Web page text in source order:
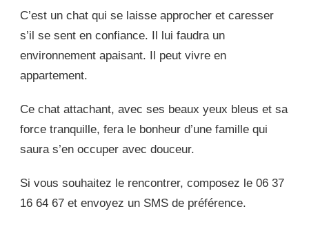
C’est un chat qui se laisse approcher et caresser
s’il se sent en confiance. Il lui faudra un
environnement apaisant. Il peut vivre en
appartement.
Ce chat attachant, avec ses beaux yeux bleus et sa
force tranquille, fera le bonheur d’une famille qui
saura s’en occuper avec douceur.
Si vous souhaitez le rencontrer, composez le 06 37
16 64 67 et envoyez un SMS de préférence.